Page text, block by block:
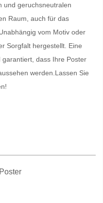
und geruchsneutralen
Raum, auch für das
vom Motiv oder
Sorgfalt hergestellt. Eine
dass Ihre Poster
werden. Lassen Sie
Poster